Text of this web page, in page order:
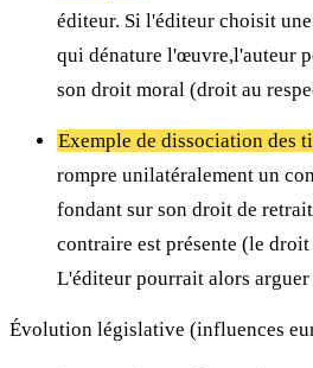
éditeur. Si l'éditeur choisit
qui dénature l'œuvre,l'auteur
son droit moral (droit au
Exemple de dissociation des
rompre unilatéralement un
fondant sur son droit de
contraire est présente (le
L'éditeur pourrait alors arguer
Évolution législative (influences